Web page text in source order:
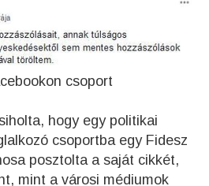
csoport
hogy egy politikai
csoportba egy Fidesz
posztolta a saját cikkét,
mint a városi médiumok